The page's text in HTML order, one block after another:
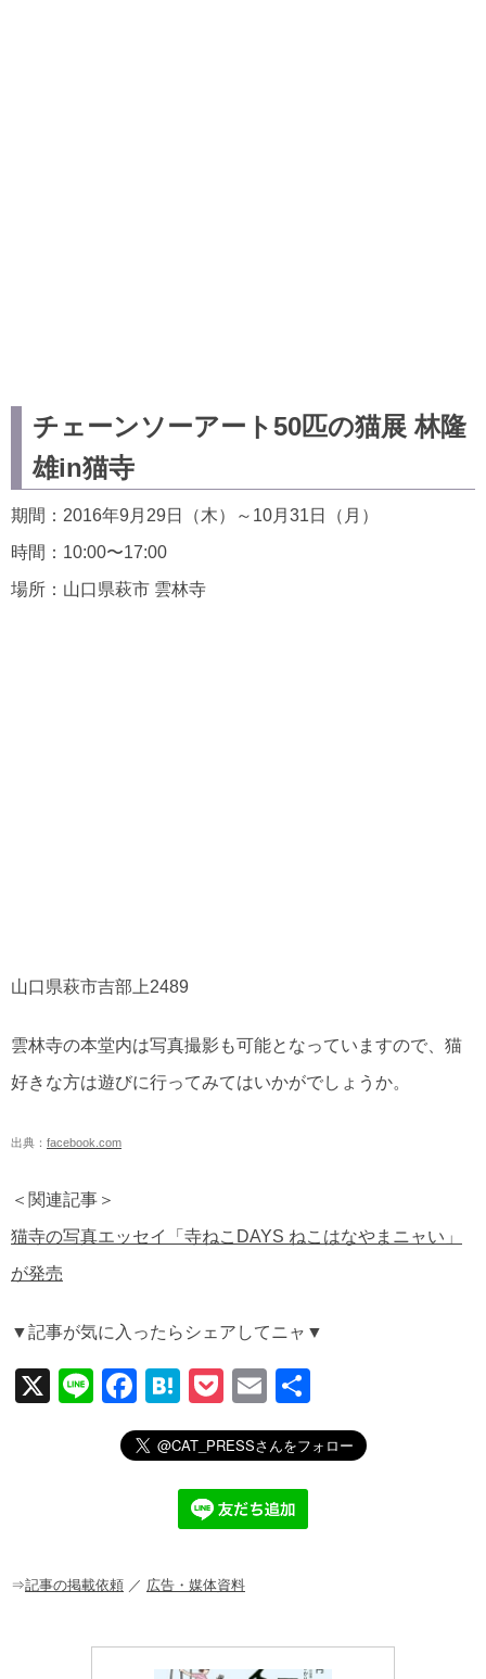
チェーンソーアート50匹の猫展 林隆
雄in猫寺
期間：2016年9月29日（木）～10月31日（月）
時間：10:00〜17:00
場所：山口県萩市 雲林寺
山口県萩市吉部上2489
雲林寺の本堂内は写真撮影も可能となっていますので、猫
好きな方は遊びに行ってみてはいかがでしょうか。
出典： facebook.com
＜関連記事＞
猫寺の写真エッセイ「寺ねこDAYS ねこはなやまニャい」
が発売
▼記事が気に入ったらシェアしてニャ▼
X
Li
F
a
c
o
H
at
e
n
a
P
o
ck
et
E
m
ail
有
⇒記事の掲載依頼 ／ 広告・媒体資料